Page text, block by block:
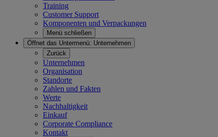
Training
Customer Support
Komponenten und Verpackungen
Menü schließen
Öffnet das Untermenü: Unternehmen
Zurück
Unternehmen
Organisation
Standorte
Zahlen und Fakten
Werte
Nachhaltigkeit
Einkauf
Corporate Compliance
Kontakt